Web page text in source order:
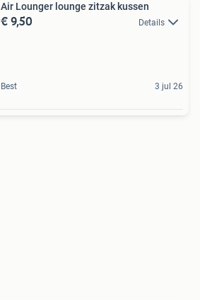
Air Lounger lounge zitzak kussen
€ 9,50 Details
Best 3 jul 26